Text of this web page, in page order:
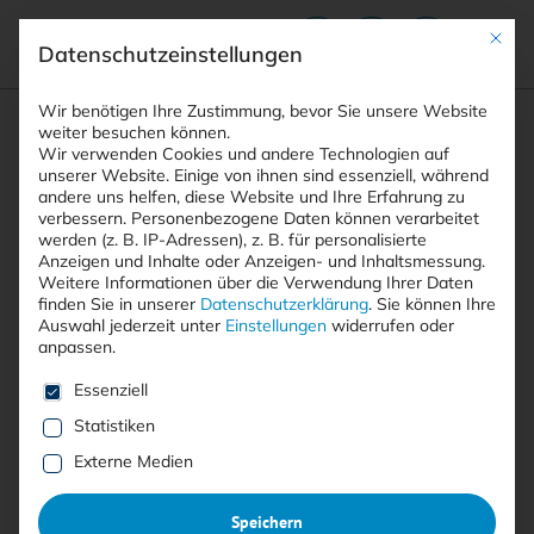
Suchfeld
Suchen
Breadcrumb-Navigation
STARTSEITE ARTIKEL LEISTUNGSSKALIERUNG UNTER …
Inhaltsverzeichnis
Anzeige
KI-OPTIMIERTE IT-INFRASTRUKTUREN:
Mit
Datenschutzeinstellungen
Wir benötigen Ihre Zustimmung, bevor Sie unsere Website
weiter besuchen können.
Wir verwenden Cookies und andere Technologien auf
unserer Website. Einige von ihnen sind essenziell, während
andere uns helfen, diese Website und Ihre Erfahrung zu
verbessern. Personenbezogene Daten können verarbeitet
werden (z. B. IP-Adressen), z. B. für personalisierte
Anzeigen und Inhalte oder Anzeigen- und Inhaltsmessung.
Weitere Informationen über die Verwendung Ihrer Daten
finden Sie in unserer Datenschutzerklärung. Sie können Ihre
Auswahl jederzeit unter Einstellungen widerrufen oder
anpassen.
Es folgt eine Liste der Service-Gruppen, für die eine
Essenziell
Statistiken
Externe Medien
Speichern